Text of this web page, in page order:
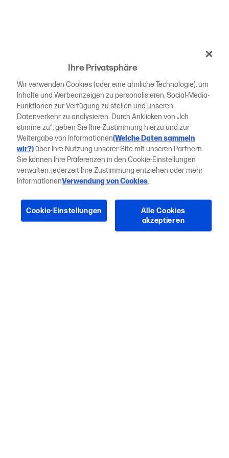
Ihre Privatsphäre
Wir verwenden Cookies (oder eine ähnliche Technologie), um
Inhalte und Werbeanzeigen zu personalisieren, Social-Media-
Funktionen zur Verfügung zu stellen und unseren
Datenverkehr zu analysieren. Durch Anklicken von „Ich
stimme zu“, geben Sie Ihre Zustimmung hierzu und zur
Weitergabe von Informationen(Welche Daten sammeln
wir?)über Ihre Nutzung unserer Site mit unseren Partnern.
Sie können Ihre Präferenzen in den Cookie-Einstellungen
verwalten, jederzeit Ihre Zustimmung entziehen oder mehr
InformationenVerwendung von Cookies.
Cookie-Einstellungen
Alle Cookies
akzeptieren